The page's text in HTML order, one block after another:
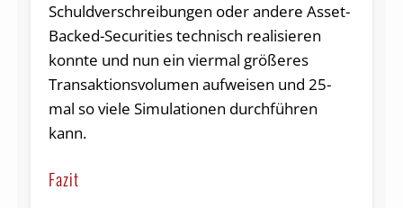
Schuldverschreibungen oder andere Asset-
Backed-Securities technisch realisieren
konnte und nun ein viermal größeres
Transaktionsvolumen aufweisen und 25-
mal so viele Simulationen durchführen
kann.
Fazit